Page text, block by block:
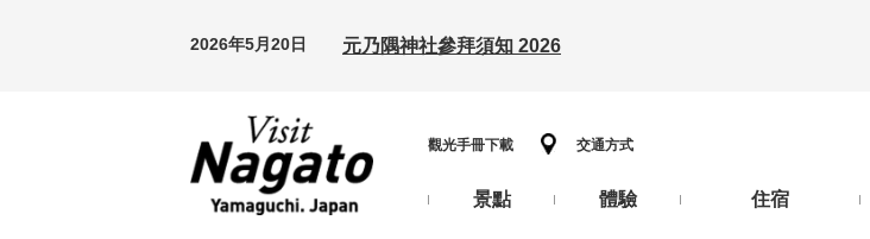
2026年5月20日 元乃隅神社參拜須知 2026
觀光手冊下載 交通方式
景點 體驗 住宿